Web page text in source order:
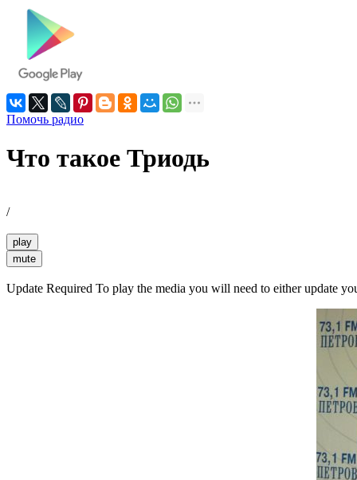
Помочь радио
Что такое Триодь
/
play
mute
Update Required To play the media you will need to either update